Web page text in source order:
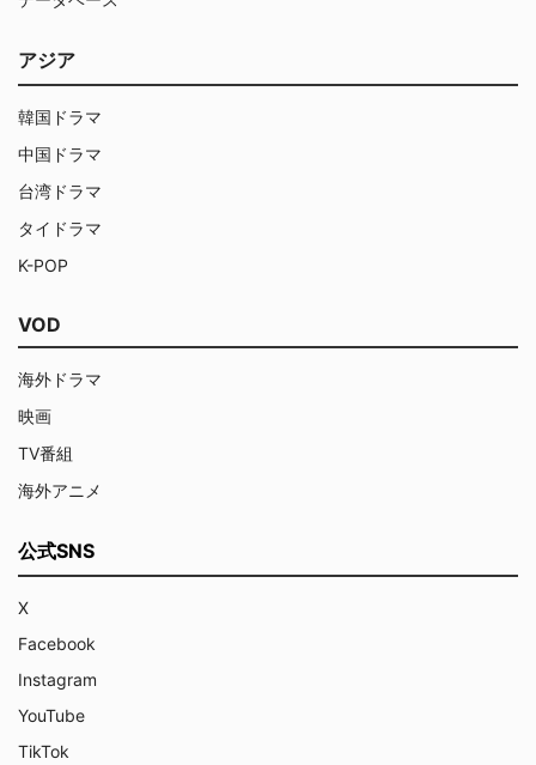
アジア
韓国ドラマ
中国ドラマ
台湾ドラマ
タイドラマ
K-POP
VOD
海外ドラマ
映画
TV番組
海外アニメ
公式SNS
X
Facebook
Instagram
YouTube
TikTok